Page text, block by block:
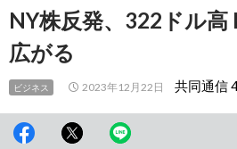
移
動NY株反発、322ドル高
広がる
ビジネス 2023年12月22日 共同通信